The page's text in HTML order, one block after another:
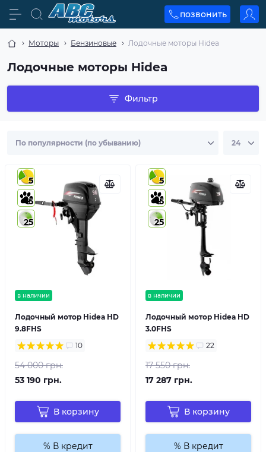
позвонить
Моторы Бензиновые Лодочные моторы Hidea
Лодочные моторы Hidea
Фильтр
в наличии
Лодочный мотор Hidea HD
9.8FHS
5
5
25
10
54 000 грн.
53 190 грн.
В корзину
% В кредит
в наличии
Лодочный мотор Hidea HD
3.0FHS
5
5
25
22
17 550 грн.
17 287 грн.
В корзину
% В кредит